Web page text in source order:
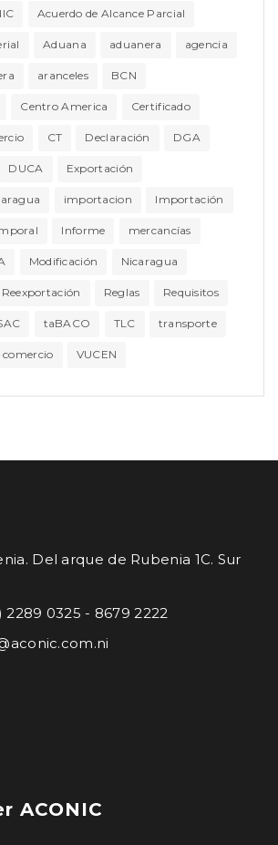
Acuerdo de Alcance Parcial
Aduana aduanera agencia
aranceles BCN
Centro America Certificado
CT Declaración DGA
DUCA Exportación
importacion Importación
Informe mercancías
Modificación Nicaragua
Reexportación Reglas Requisitos
taBACO TLC transporte
comercio VUCEN
Del arque de Rubenia 1C. Sur
2289 0325 - 8679 2222
ACONIC